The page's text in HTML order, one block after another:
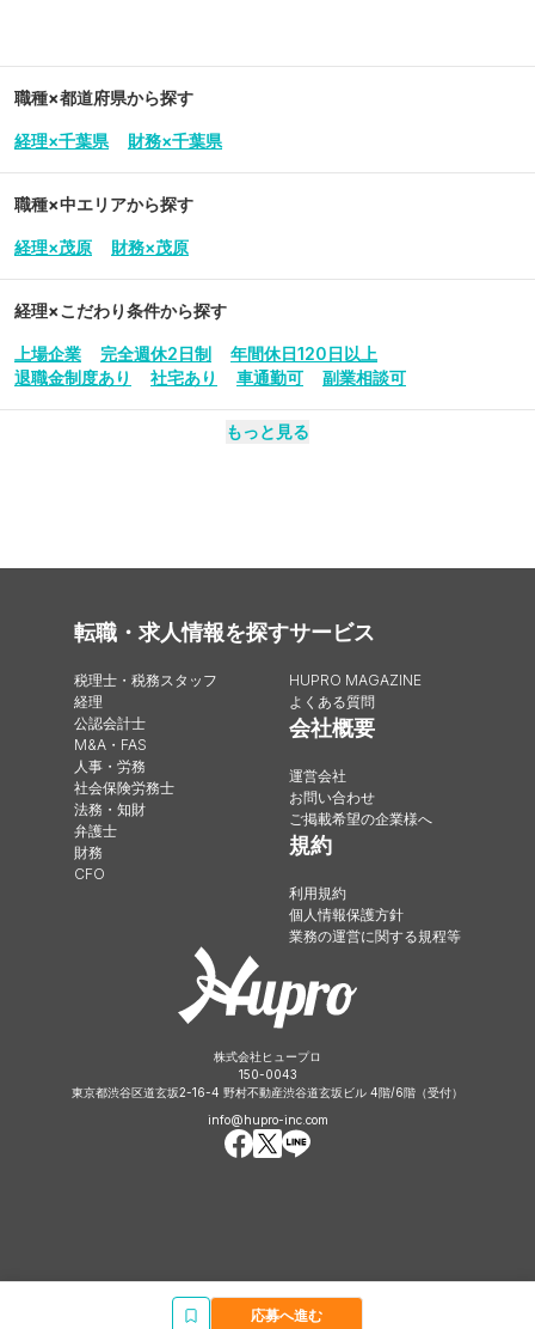
応募へ進む
職種×都道府県から探す
経理×千葉県 財務×千葉県
職種×中エリアから探す
経理×茂原 財務×茂原
経理×こだわり条件から探す
上場企業 完全週休2日制
年間休日120日以上
退職金制度あり
社宅あり 車通勤可 副業相談可
もっと見る
転職・求人情報を探す
税理士・税務スタッフ
経理
公認会計士
M&A・FAS
人事・労務
社会保険労務士
法務・知財
弁護士
財務
CFO
サービス
HUPRO MAGAZINE
よくある質問
会社概要
運営会社
お問い合わせ
ご掲載希望の企業様へ
規約
利用規約
個人情報保護方針
業務の運営に関する規程等
株式会社ヒュープロ
150-0043
東京都渋谷区道玄坂2-16-4 野村不動産渋谷道玄坂ビル 4階/6階（受付）
info@hupro-inc.com